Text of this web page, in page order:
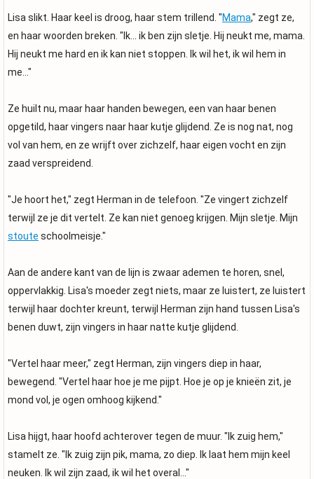
Lisa slikt. Haar keel is droog, haar stem trillend. "Mama," zegt ze,
en haar woorden breken. "Ik... ik ben zijn sletje. Hij neukt me, mama.
Hij neukt me hard en ik kan niet stoppen. Ik wil het, ik wil hem in
me..."
Ze huilt nu, maar haar handen bewegen, een van haar benen
opgetild, haar vingers naar haar kutje glijdend. Ze is nog nat, nog
vol van hem, en ze wrijft over zichzelf, haar eigen vocht en zijn
zaad verspreidend.
"Je hoort het," zegt Herman in de telefoon. "Ze vingert zichzelf
terwijl ze je dit vertelt. Ze kan niet genoeg krijgen. Mijn sletje. Mijn
stoute schoolmeisje."
Aan de andere kant van de lijn is zwaar ademen te horen, snel,
oppervlakkig. Lisa's moeder zegt niets, maar ze luistert, ze luistert
terwijl haar dochter kreunt, terwijl Herman zijn hand tussen Lisa's
benen duwt, zijn vingers in haar natte kutje glijdend.
"Vertel haar meer," zegt Herman, zijn vingers diep in haar,
bewegend. "Vertel haar hoe je me pijpt. Hoe je op je knieën zit, je
mond vol, je ogen omhoog kijkend."
Lisa hijgt, haar hoofd achterover tegen de muur. "Ik zuig hem,"
stamelt ze. "Ik zuig zijn pik, mama, zo diep. Ik laat hem mijn keel
neuken. Ik wil zijn zaad, ik wil het overal..."